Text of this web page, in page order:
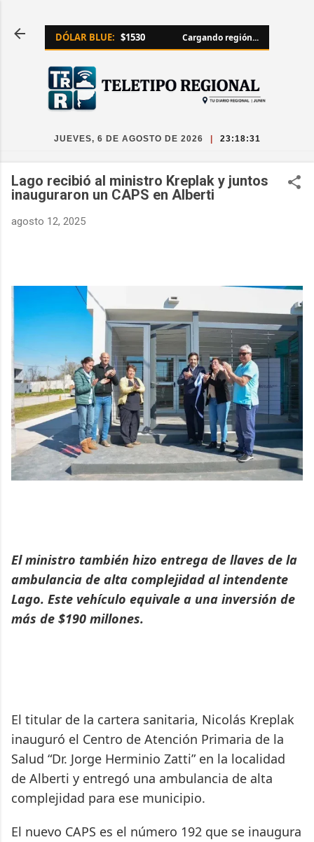
DÓLAR BLUE: $1530 Cargando región...
JUEVES, 6 DE AGOSTO DE 2026 23:18:32
Lago recibió al ministro Kreplak y juntos
inauguraron un CAPS en Alberti
agosto 12, 2025
El ministro también hizo entrega de llaves de la
ambulancia de alta complejidad al intendente
Lago. Este vehículo equivale a una inversión de
más de $190 millones.
El titular de la cartera sanitaria, Nicolás Kreplak
inauguró el Centro de Atención Primaria de la
Salud “Dr. Jorge Herminio Zatti” en la localidad
de Alberti y entregó una ambulancia de alta
complejidad para ese municipio.
El nuevo CAPS es el número 192 que se inaugura